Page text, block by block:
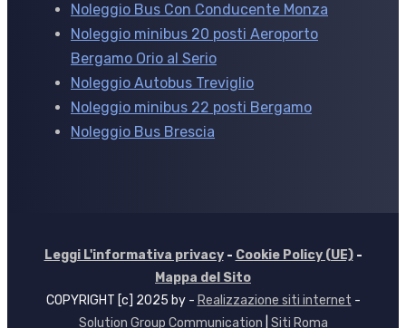
Noleggio Bus Con Conducente Monza
Noleggio minibus 20 posti Aeroporto
Bergamo Orio al Serio
Noleggio Autobus Treviglio
Noleggio minibus 22 posti Bergamo
Noleggio Bus Brescia
Leggi L'informativa privacy- Cookie Policy (UE)-
Mappa del Sito
COPYRIGHT [c] 2025 by - Realizzazione siti internet -
Solution Group Communication Siti Roma